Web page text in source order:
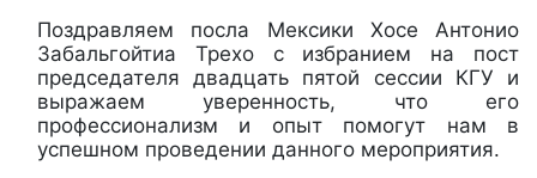
Поздравляем посла Мексики Хосе Антонио
Забальгойтиа Трехо с избранием на пост
председателя двадцать пятой сессии КГУ и
выражаем уверенность, что его
профессионализм и опыт помогут нам в
успешном проведении данного мероприятия.